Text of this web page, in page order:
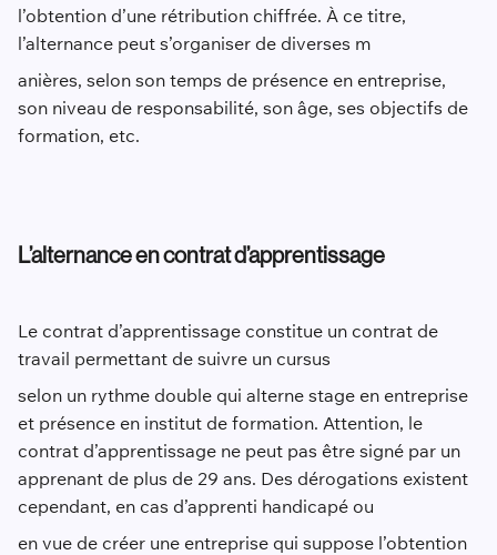
l’obtention d’une rétribution chiffrée. À ce titre,
l’alternance peut s’organiser de diverses m
anières, selon son temps de présence en entreprise,
son niveau de responsabilité, son âge, ses objectifs de
formation, etc.
L’alternance en contrat d’apprentissage
Le contrat d’apprentissage constitue un contrat de
travail permettant de suivre un cursus
selon un rythme double qui alterne stage en entreprise
et présence en institut de formation. Attention, le
contrat d’apprentissage ne peut pas être signé par un
apprenant de plus de 29 ans. Des dérogations existent
cependant, en cas d’apprenti handicapé ou
en vue de créer une entreprise qui suppose l’obtention